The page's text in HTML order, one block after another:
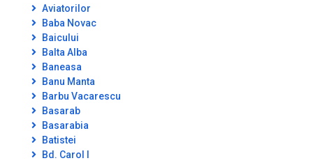
Aviatorilor
Baba Novac
Baicului
Balta Alba
Baneasa
Banu Manta
Barbu Vacarescu
Basarab
Basarabia
Batistei
Bd. Carol I